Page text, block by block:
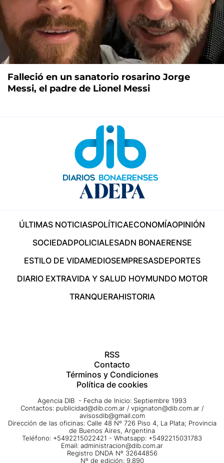
Falleció en un sanatorio rosarino Jorge
Messi, el padre de Lionel Messi
ÚLTIMAS NOTICIASPOLÍTICAECONOMÍAOPINIÓN
SOCIEDADPOLICIALESADN BONAERENSE
ESTILO DE VIDAMEDIOSEMPRESASDEPORTES
DIARIO EXTRAVIDA Y SALUD HOYMUNDO MOTOR
TRANQUERAHISTORIA
RSS
Contacto
Términos y Condiciones
Política de cookies
Agencia DIB - Fecha de Inicio: Septiembre 1993
Contactos: publicidad@dib.com.ar / vpignaton@dib.com.ar /
avisosdib@gmail.com
Dirección de las oficinas: Calle 48 Nº 726 Piso 4, La Plata; Provincia
de Buenos Aires, Argentina
Teléfono: +5492215022421 - Whatsapp: +5492215031783
Email: administracion@dib.com.ar
Registro DNDA Nº 32644856
Nº de edición: 9.890